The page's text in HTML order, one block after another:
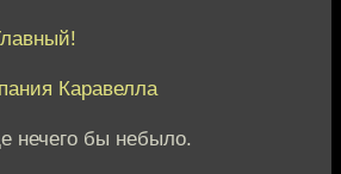
Каравелла
нечего бы небыло.